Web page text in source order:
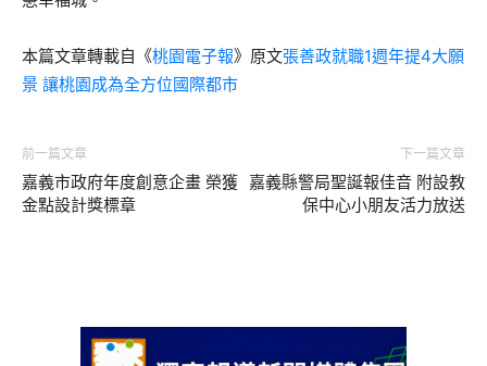
本篇文章轉載自《桃園電子報》原文張善政就職1週年提4大願
景 讓桃園成為全方位國際都市
前一篇文章
嘉義市政府年度創意企畫 榮獲
金點設計獎標章
下一篇文章
嘉義縣警局聖誕報佳音 附設教
保中心小朋友活力放送